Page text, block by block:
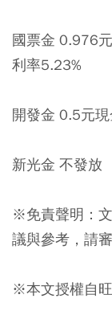
國票金 0.976
利率5.23%
開發金 0.5元
新光金 不發放
※免責聲明：
議與參考，請
※本文授權自